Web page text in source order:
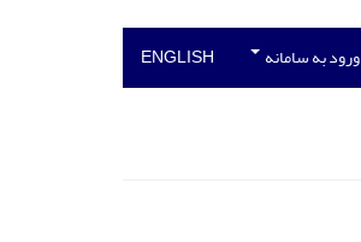
ورود به سامانه ENGLISH